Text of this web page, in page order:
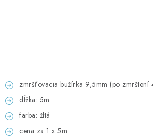
KONTAKTY
Kontakty Doprava a platba
zmršťovacia bužírka 9,5mm (po zmrštení
dĺžka: 5m
farba: žltá
cena za 1 x 5m